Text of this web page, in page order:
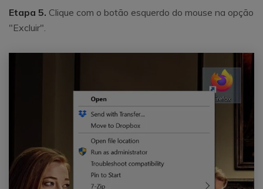
Etapa 5. Clique com o botão esquerdo do mouse na opção
"Excluir".